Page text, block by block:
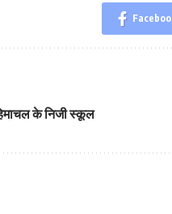
के निजी स्कूल